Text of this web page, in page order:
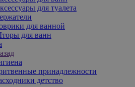
для туалета
для ванной
для ванн
принадлежности
детство